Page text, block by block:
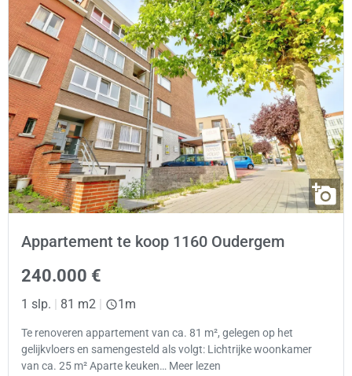
Appartement te koop 1160 Oudergem
240.000 €
1 slp. | 81 m2 | 1m
Te renoveren appartement van ca. 81 m², gelegen op het
gelijkvloers en samengesteld als volgt: Lichtrijke woonkamer
van ca. 25 m² Aparte keuken… Meer lezen